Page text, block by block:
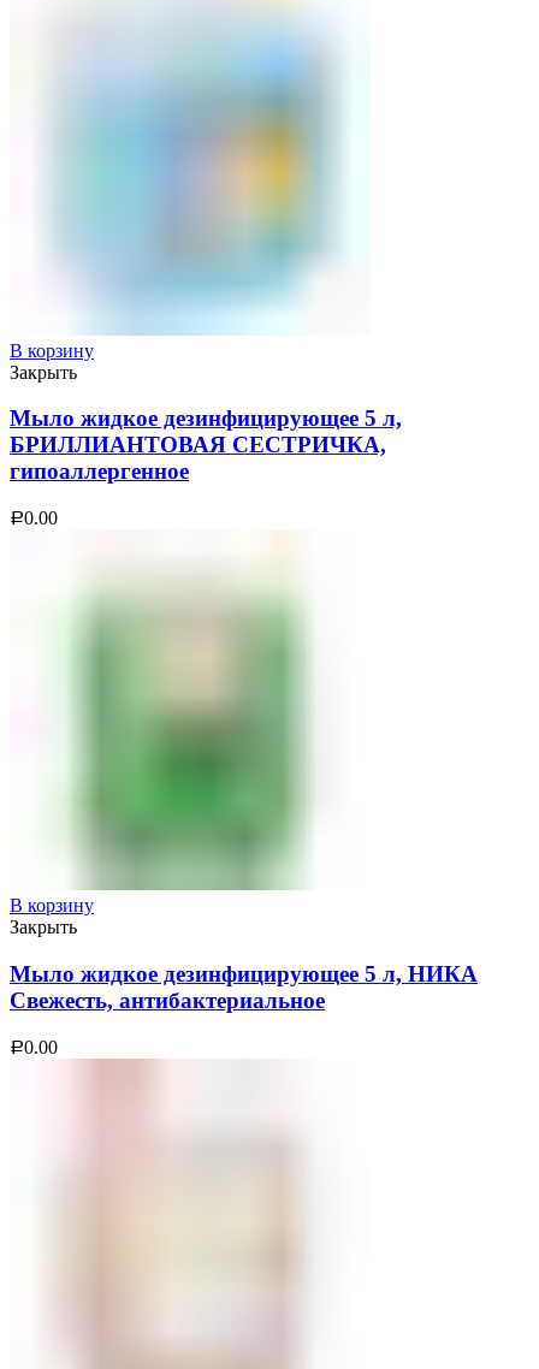
В корзину
Закрыть
Мыло жидкое дезинфицирующее 5 л,
БРИЛЛИАНТОВАЯ СЕСТРИЧКА,
гипоаллергенное
Р0.00
В корзину
Закрыть
Мыло жидкое дезинфицирующее 5 л, НИКА
Свежесть, антибактериальное
Р0.00